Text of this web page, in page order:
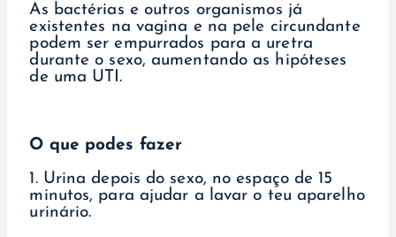
As bactérias e outros organismos já
existentes na vagina e na pele circundante
podem ser empurrados para a uretra
durante o sexo, aumentando as hipóteses
de uma UTI.
O que podes fazer
1. Urina depois do sexo, no espaço de 15
minutos, para ajudar a lavar o teu aparelho
urinário.